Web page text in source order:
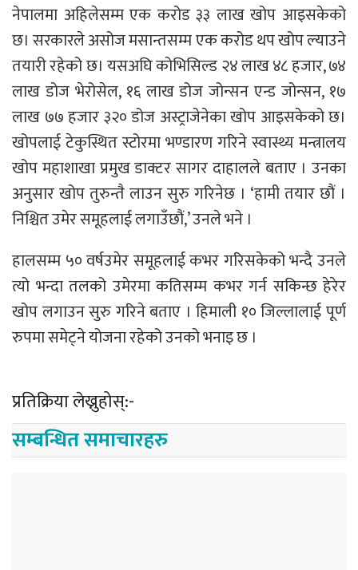
नेपालमा अहिलेसम्म एक करोड ३३ लाख खोप आइसकेको
छ। सरकारले असोज मसान्तसम्म एक करोड थप खोप ल्याउने
तयारी रहेको छ। यसअघि कोभिसिल्ड २४ लाख ४८ हजार, ७४
लाख डोज भेरोसेल, १६ लाख डोज जोन्सन एन्ड जोन्सन, १७
लाख ७७ हजार ३२० डोज अस्ट्राजेनेका खोप आइसकेको छ।
खोपलाई टेकुस्थित स्टोरमा भण्डारण गरिने स्वास्थ्य मन्त्रालय
खोप महाशाखा प्रमुख डाक्टर सागर दाहालले बताए । उनका
अनुसार खोप तुरुन्तै लाउन सुरु गरिनेछ । ‘हामी तयार छौं ।
निश्चित उमेर समूहलाई लगाउँछौं,’ उनले भने ।
हालसम्म ५० वर्षउमेर समूहलाई कभर गरिसकेको भन्दै उनले
त्यो भन्दा तलको उमेरमा कतिसम्म कभर गर्न सकिन्छ हेरेर
खोप लगाउन सुरु गरिने बताए । हिमाली १० जिल्लालाई पूर्ण
रुपमा समेट्ने योजना रहेको उनको भनाइ छ ।
प्रतिक्रिया लेख्नुहोस्:-
सम्बन्धित समाचारहरु